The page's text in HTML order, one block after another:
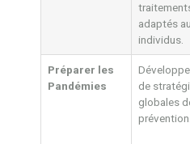
adaptés
individus.
Préparer les
Pandémies
de
globales
prévention.